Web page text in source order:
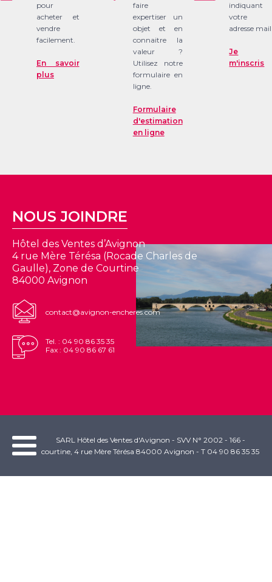
pour
acheter et
vendre
facilement.
En savoir
plus
faire
expertiser un
objet et en
connaitre la
valeur ?
Utilisez notre
formulaire en
ligne.
Formulaire
d'estimation
en ligne
indiquant
votre
adresse mail
Je
m'inscris
NOUS JOINDRE
Hôtel des Ventes d’Avignon
4 rue Mère Térésa (Rocade Charles de
Gaulle), Zone de Courtine
84000 Avignon
contact@avignon-encheres.com
Tel. : 04 90 86 35 35
Fax : 04 90 86 67 61
SARL Hôtel des Ventes d'Avignon - SVV N° 2002 - 166 -
courtine, 4 rue Mère Térésa 84000 Avignon - T 04 90 86 35 35